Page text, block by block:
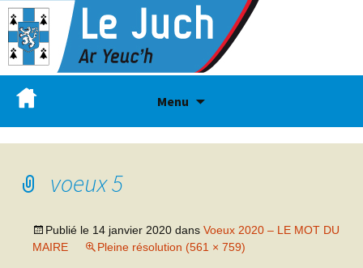
Menu
voeux 5
Publié le 14 janvier 2020 dans Voeux 2020 – LE MOT DU
MAIRE
Pleine résolution (561 × 759)